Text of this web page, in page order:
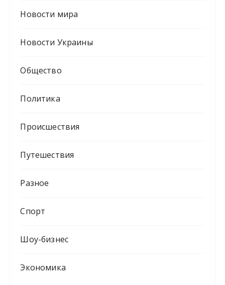
Новости мира
Новости Украины
Общество
Политика
Происшествия
Путешествия
Разное
Спорт
Шоу-бизнес
Экономика